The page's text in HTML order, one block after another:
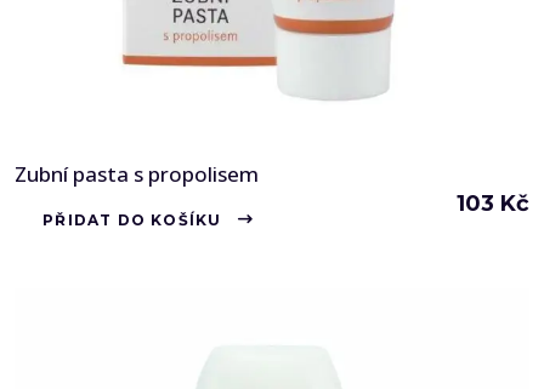
Zubní pasta s propolisem
103 Kč
PŘIDAT DO KOŠÍKU